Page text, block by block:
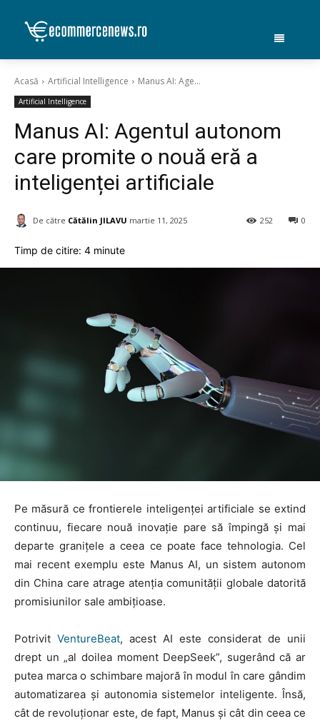
Acasă Artificial Intelligence Manus AI: Age...
Artificial Intelligence
Manus AI: Agentul autonom
care promite o nouă eră a
inteligenței artificiale
De către Cătălin JILAVU martie 11, 2025 0
252
Timp de citire: 4 minute
Pe măsură ce frontierele inteligenței artificiale se extind
continuu, fiecare nouă inovație pare să împingă și mai
departe granițele a ceea ce poate face tehnologia. Cel
mai recent exemplu este Manus AI, un sistem autonom
din China care atrage atenția comunității globale datorită
promisiunilor sale ambițioase.
Potrivit VentureBeat, acest AI este considerat de unii
drept un „al doilea moment DeepSeek”, sugerând că ar
putea marca o schimbare majoră în modul în care gândim
automatizarea și autonomia sistemelor inteligente. Însă,
cât de revoluționar este, de fapt, Manus și cât din ceea ce